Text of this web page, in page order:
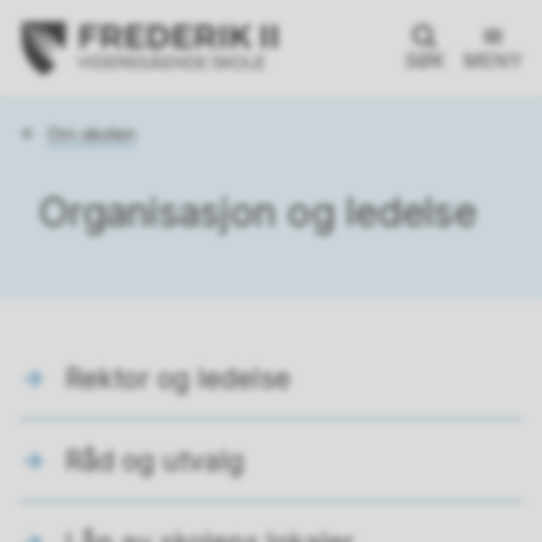
SØK MENY
Du
Om skolen
Organisasjon og ledelse
Rektor og ledelse
Råd og utvalg